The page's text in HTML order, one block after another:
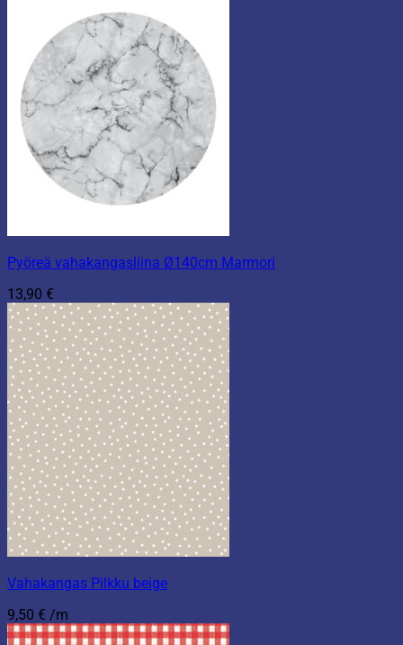
Pyöreä vahakangasliina Ø140cm Marmori
13,90 €
Vahakangas Pilkku beige
9,50 € /m